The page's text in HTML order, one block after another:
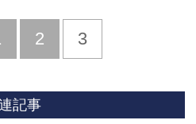
2 3
記事